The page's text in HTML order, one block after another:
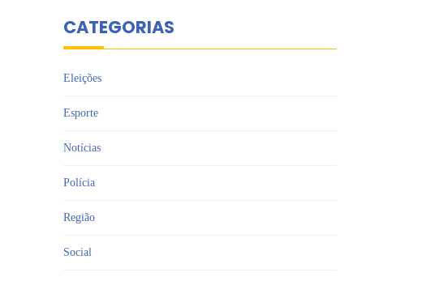
CATEGORIAS
Eleições
Esporte
Notícias
Polícia
Região
Social